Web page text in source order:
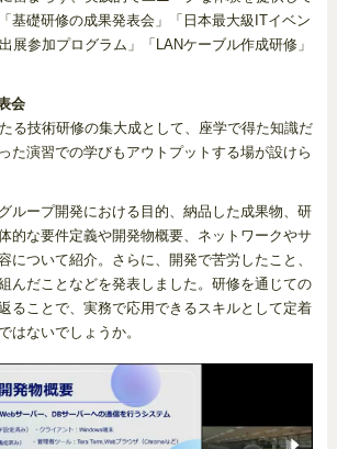
基礎研修の成果発表会」「日本最大級ITイベン
展参加プログラム」「LANケーブル作成研修」
会
る技術研修の集大成として、座学で得た知識だ
た演習での学びもアウトプットする場が設けら
ループ開発における目的、納品した成果物、研
的な要件定義や開発物概要、ネットワークやサ
について紹介。さらに、開発で苦労したこと、
んだことなどを発表しました。研修を通じての
ることで、実務で応用できるスキルとして定着
はないでしょうか。